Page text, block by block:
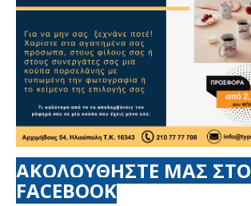
ΑΚΟΛΟΥΘΗΣΤΕ ΜΑΣ ΣΤΟ
FACEBOOK